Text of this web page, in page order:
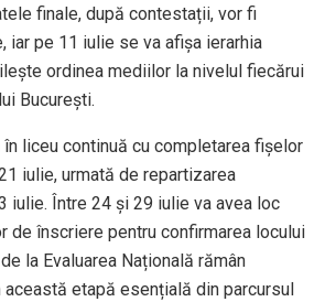
finale, după contestații, vor fi
iar pe 11 iulie se va afișa ierarhia
ordinea mediilor la nivelul fiecărui
București.
liceu continuă cu completarea fișelor
iulie, urmată de repartizarea
iulie. Între 24 și 29 iulie va avea loc
de înscriere pentru confirmarea locului
la Evaluarea Națională rămân
etapă esențială din parcursul